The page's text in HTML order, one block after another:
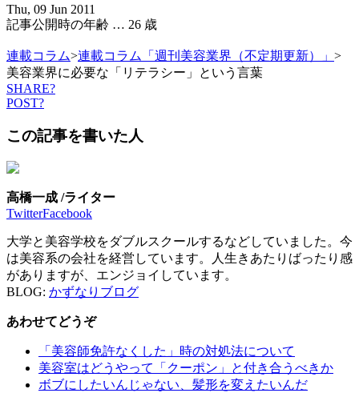
Thu, 09 Jun 2011
記事公開時の年齢 … 26 歳
連載コラム>連載コラム「週刊美容業界（不定期更新）」 >
美容業界に必要な「リテラシー」という言葉
SHARE?
POST?
この記事を書いた人
高橋一成 /ライター
TwitterFacebook
大学と美容学校をダブルスクールするなどしていました。今
は美容系の会社を経営しています。人生きあたりばったり感
がありますが、エンジョイしています。
BLOG: かずなりブログ
あわせてどうぞ
「美容師免許なくした」時の対処法について
美容室はどうやって「クーポン」と付き合うべきか
ボブにしたいんじゃない、髪形を変えたいんだ